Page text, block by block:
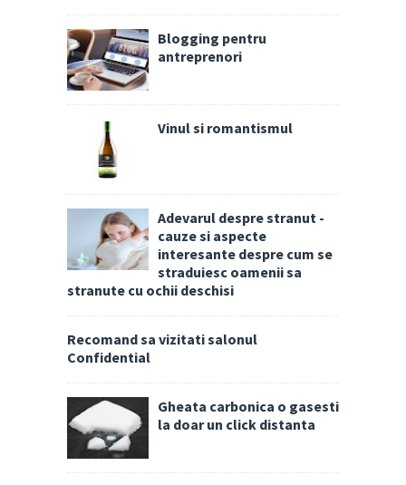
Blogging pentru
antreprenori
Vinul si romantismul
Adevarul despre stranut -
cauze si aspecte
interesante despre cum se
straduiesc oamenii sa
stranute cu ochii deschisi
Recomand sa vizitati salonul
Confidential
Gheata carbonica o gasesti
la doar un click distanta